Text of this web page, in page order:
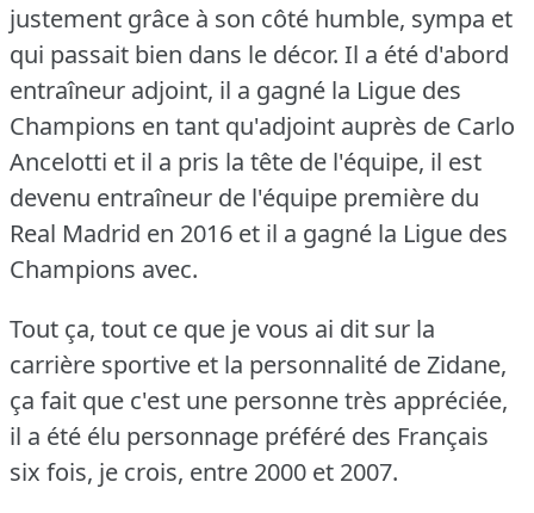
justement grâce à son côté humble, sympa et
qui passait bien dans le décor. Il a été d'abord
entraîneur adjoint, il a gagné la Ligue des
Champions en tant qu'adjoint auprès de Carlo
Ancelotti et il a pris la tête de l'équipe, il est
devenu entraîneur de l'équipe première du
Real Madrid en 2016 et il a gagné la Ligue des
Champions avec.
Tout ça, tout ce que je vous ai dit sur la
carrière sportive et la personnalité de Zidane,
ça fait que c'est une personne très appréciée,
il a été élu personnage préféré des Français
six fois, je crois, entre 2000 et 2007.